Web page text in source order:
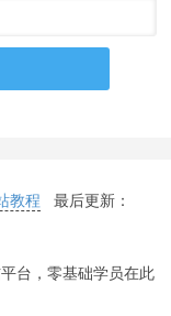
教程 最后更新：
台，零基础学员在此